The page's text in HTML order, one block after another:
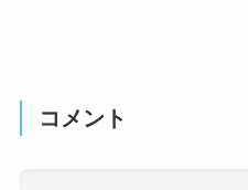
コメント